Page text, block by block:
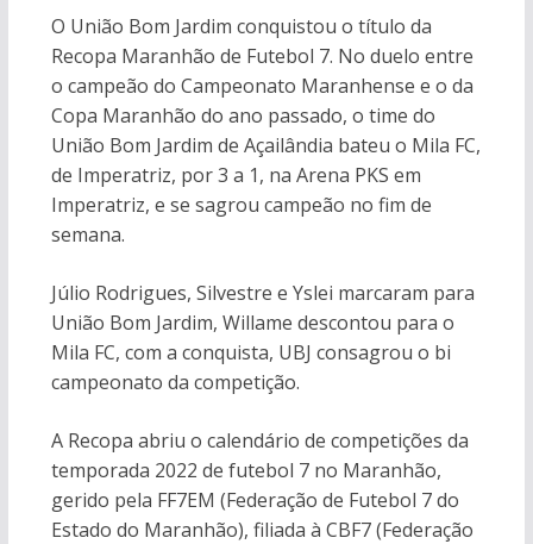
O União Bom Jardim conquistou o título da
Recopa Maranhão de Futebol 7. No duelo entre
o campeão do Campeonato Maranhense e o da
Copa Maranhão do ano passado, o time do
União Bom Jardim de Açailândia bateu o Mila FC,
de Imperatriz, por 3 a 1, na Arena PKS em
Imperatriz, e se sagrou campeão no fim de
semana.
Júlio Rodrigues, Silvestre e Yslei marcaram para
União Bom Jardim, Willame descontou para o
Mila FC, com a conquista, UBJ consagrou o bi
campeonato da competição.
A Recopa abriu o calendário de competições da
temporada 2022 de futebol 7 no Maranhão,
gerido pela FF7EM (Federação de Futebol 7 do
Estado do Maranhão), filiada à CBF7 (Federação